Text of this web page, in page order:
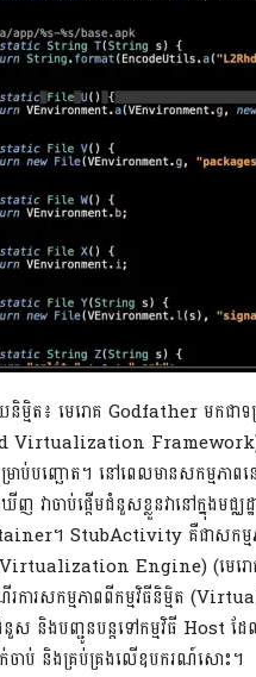
និម្មិត៖ មេរោគ Godfather មកជាទ
Virtualization
ាប់បញ្ឆោត។ នៅពេលមានសកម្មភា
ញ វាចាប់ផ្តើមជំនួសខ្លួនវានៅក្នុងមជ្
។ StubActivity គឺជាសកម្មភ
Engine) (មេរោ
ារសកម្មភាពពីកម្មវិធីនិម្មិត
ស និងបញ្ជូនបន្តទៅកម្មវិធី Host ដ
ក់ចាប់ និងគ្រប់គ្រងលើឧបករណ៍សោះ។